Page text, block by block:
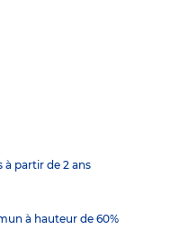
à partir de 2 ans
à hauteur de 60%